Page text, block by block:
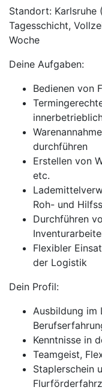
Standort: Karlsruhe
Tagesschicht,
Woche
Deine Aufgaben:
Bedienen von
durchführen
Erstellen von
etc.
Roh- und
Durchführen
Flexibler
der Logistik
Dein Profil:
Ausbildung im
Kenntnisse in
Teamgeist,
Staplerschein